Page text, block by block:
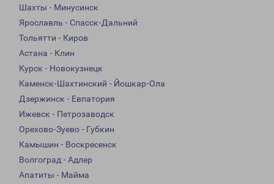
Шахты - Минусинск
Ярославль - Спасск-Дальний
Тольятти - Киров
Астана - Клин
Курск - Новокузнецк
Каменск-Шахтинский - Йошкар-Ола
Дзержинск - Евпатория
Ижевск - Петрозаводск
Орехово-Зуево - Губкин
Камышин - Воскресенск
Волгоград - Адлер
Апатиты - Майма